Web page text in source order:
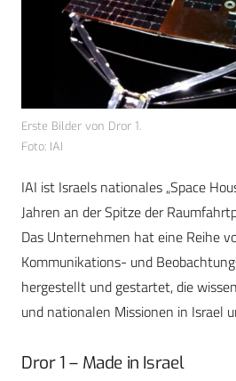
Erste Bilder von Dror 1.
Foto: IAI
IAI ist Israels nationales „Space
Jahren an der Spitze der
Das Unternehmen hat eine Reihe
Kommunikations- und
hergestellt und gestartet, die
und nationalen Missionen in Israel
Dror 1 – Made in Israel